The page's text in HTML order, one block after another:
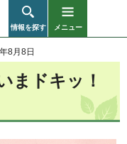
情報を探す メニュー
8月8日
まドキッ！